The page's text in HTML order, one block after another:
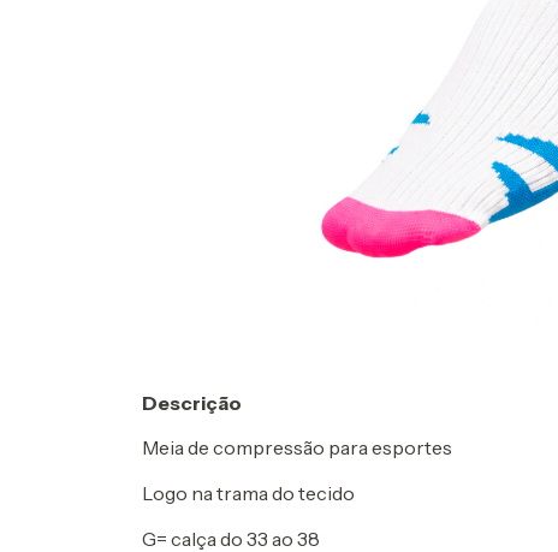
Descrição
Meia de compressão para esportes
Logo na trama do tecido
G= calça do 33 ao 38